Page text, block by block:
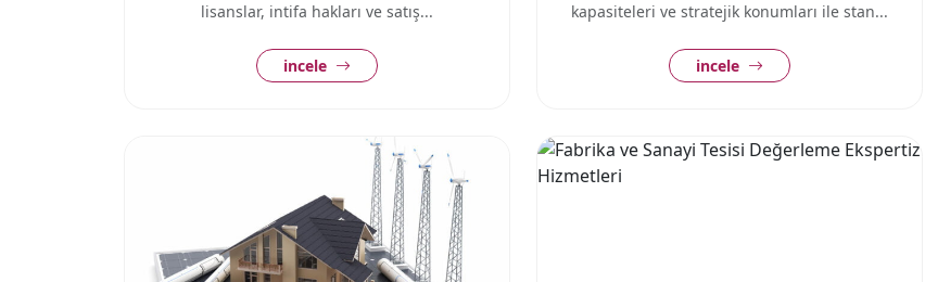
lisanslar, intifa hakları ve satış...
incele
kapasiteleri ve stratejik konumları ile stan...
incele